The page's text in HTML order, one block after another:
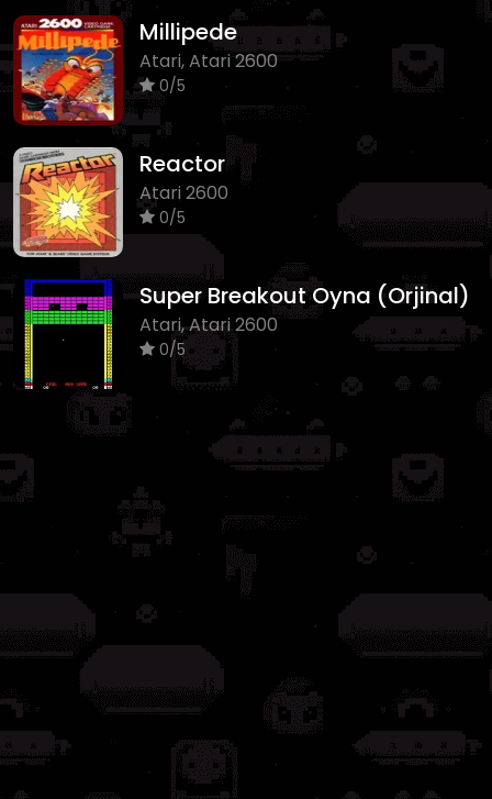
Millipede
Atari, Atari 2600
0/5
Reactor
Atari 2600
0/5
Super Breakout Oyna (Orjinal)
Atari, Atari 2600
0/5